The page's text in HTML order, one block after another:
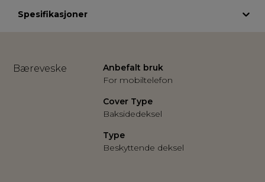
Spesifikasjoner
Bæreveske
Anbefalt bruk
For mobiltelefon
Cover Type
Baksidedeksel
Type
Beskyttende deksel